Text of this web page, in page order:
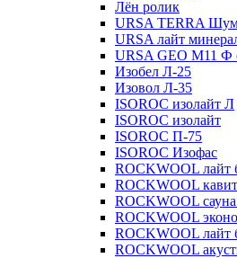
Лён ролик
URSA TERRA
URSA лайт
URSA GEO M11 Ф
Изобел Л-25
Изовол Л-35
ISOROC изолайт Л
ISOROC изолайт
ISOROC П-75
ISOROC Изофас
ROCKWOOL лайт
ROCKWOOL
ROCKWOOL сауна
ROCKWOOL
ROCKWOOL лайт
ROCKWOOL